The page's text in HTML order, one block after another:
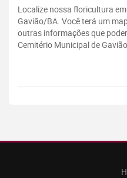
Localize nossa floricultura
Gavião/BA. Você terá um
outras informações que
Cemitério Municipal de